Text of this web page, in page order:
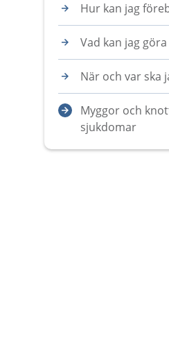
Hur kan jag
Vad kan jag göra
När och var ska
Myggor och
sjukdomar